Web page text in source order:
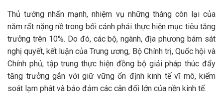
Thủ tướng nhấn mạnh, nhiệm vụ những tháng còn lại của
năm rất nặng nề trong bối cảnh phải thực hiện mục tiêu tăng
trưởng trên 10%. Do đó, các bộ, ngành, địa phương bám sát
nghị quyết, kết luận của Trung ương, Bộ Chính trị, Quốc hội và
Chính phủ; tập trung thực hiện đồng bộ giải pháp thúc đẩy
tăng trưởng gắn với giữ vững ổn định kinh tế vĩ mô, kiểm
soát lạm phát và bảo đảm các cân đối lớn của nền kinh tế.